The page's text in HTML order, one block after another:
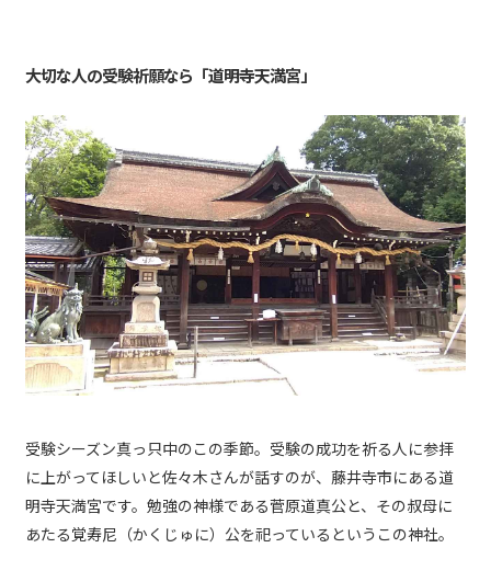
大切な人の受験祈願なら「道明寺天満宮」
受験シーズン真っ只中のこの季節。受験の成功を祈る人に参拝
に上がってほしいと佐々木さんが話すのが、藤井寺市にある道
明寺天満宮です。勉強の神様である菅原道真公と、その叔母に
あたる覚寿尼（かくじゅに）公を祀っているというこの神社。